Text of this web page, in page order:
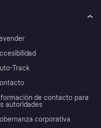
Track
de contacto para
autoridades
corporativa